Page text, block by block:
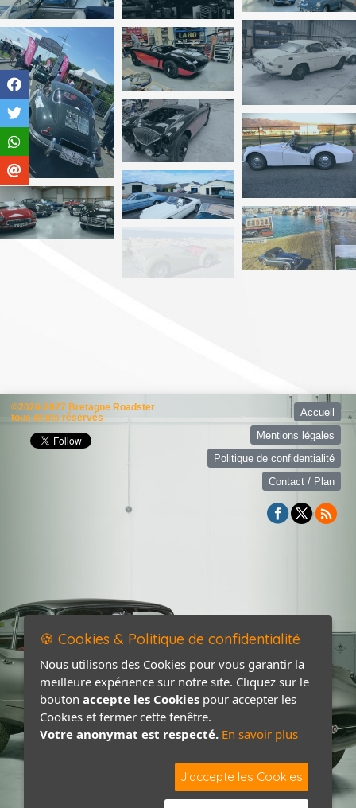
©2026-2027 Bretagne Roadster
tous droits réservés
Accueil
Mentions légales
Politique de confidentialité
Contact / Plan
🍪 Cookies & Politique de confidentialité
Nous utilisons des Cookies pour vous garantir la
meilleure expérience sur notre site. Cliquez sur le
bouton accepte les Cookies pour accepter les
Cookies et fermer cette fenêtre.
Votre anonymat est respecté. En savoir plus
J'accepte les Cookies